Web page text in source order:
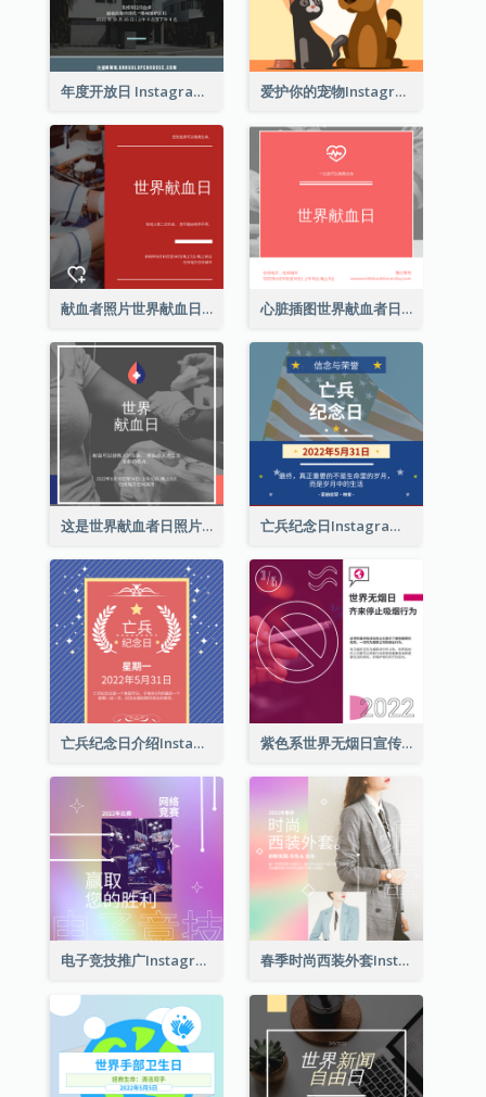
年度开放日 Instagram 帖子 爱护你的宠物Instagram帖子
献血者照片世界献血日Instagram帖子 心脏插图世界献血者日Instagram帖子
这是世界献血者日照片Instagram帖子 亡兵纪念日Instagram帖子(附名言引用)
亡兵纪念日介绍Instagram帖子 紫色系世界无烟日宣传用Instagram帖子
电子竞技推广Instagram帖子 春季时尚西装外套Instagram帖子